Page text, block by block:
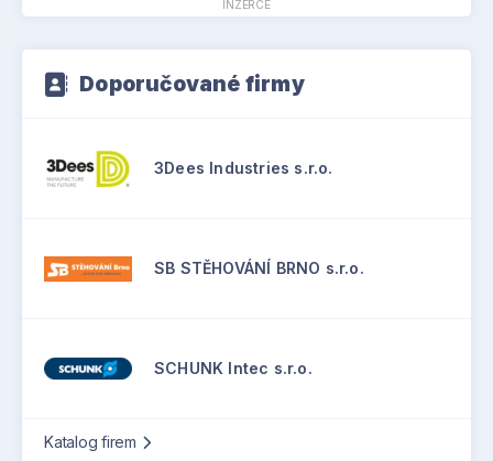
INZERCE
Doporučované firmy
3Dees Industries s.r.o.
SB STĚHOVÁNÍ BRNO s.r.o.
SCHUNK Intec s.r.o.
Katalog firem